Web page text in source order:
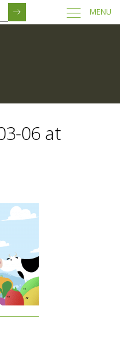
MENU
06 at